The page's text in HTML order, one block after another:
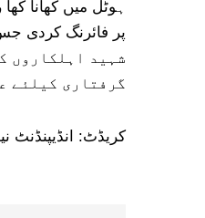
شہید اہلکاروں
گرفتاری کیلئے
کریڈٹ: انڈیپنڈنٹ